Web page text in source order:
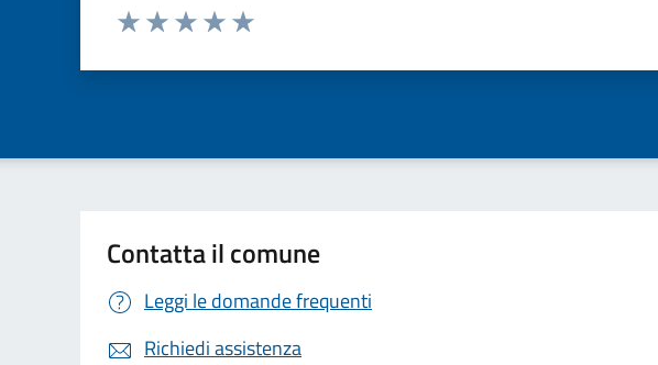
Valuta da 1 a 5 stelle la pagina
Contatta il comune
Leggi le domande frequenti
Richiedi assistenza